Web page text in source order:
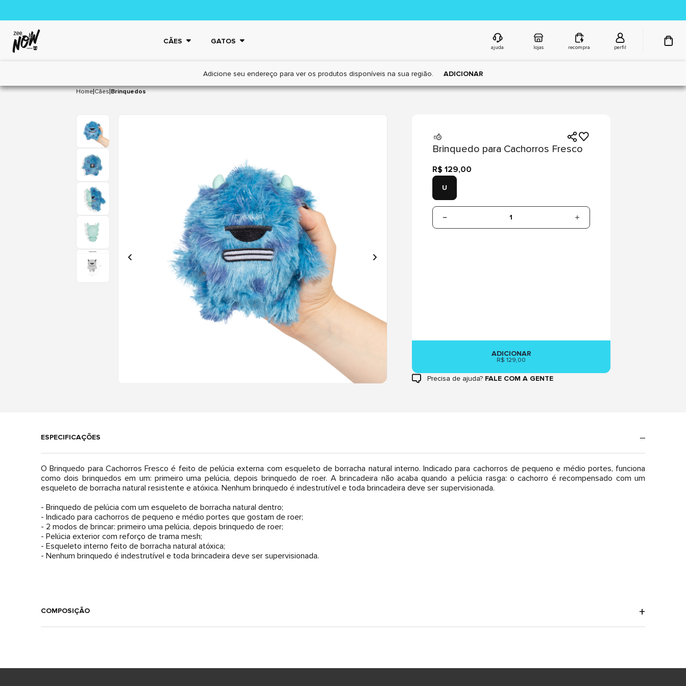
CÃES GATOS
ajuda lojas recompra perfil
Adicione seu endereço para ver os produtos disponíveis na sua região. ADICIONAR
Home|Cães|Brinquedos
Brinquedo para Cachorros Fresco
R$ 129,00
U
1
ADICIONAR
R$ 129,00
Precisa de ajuda? FALE COM A GENTE
ESPECIFICAÇÕES
O Brinquedo para Cachorros Fresco é feito de pelúcia externa com esqueleto de borracha natural interno. Indicado para cachorros de pequeno e médio portes, funciona
como dois brinquedos em um: primeiro uma pelúcia, depois brinquedo de roer. A brincadeira não acaba quando a pelúcia rasga: o cachorro é recompensado com um
esqueleto de borracha natural resistente e atóxica. Nenhum brinquedo é indestrutível e toda brincadeira deve ser supervisionada.
- Brinquedo de pelúcia com um esqueleto de borracha natural dentro;
- Indicado para cachorros de pequeno e médio portes que gostam de roer;
- 2 modos de brincar: primeiro uma pelúcia, depois brinquedo de roer;
- Pelúcia exterior com reforço de trama mesh;
- Esqueleto interno feito de borracha natural atóxica;
- Nenhum brinquedo é indestrutível e toda brincadeira deve ser supervisionada.
COMPOSIÇÃO